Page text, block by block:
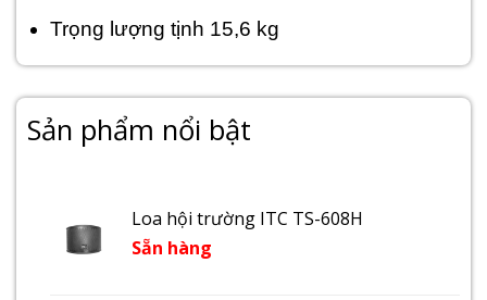
Trọng lượng tịnh 15,6 kg
Sản phẩm nổi bật
Loa hội trường ITC TS-608H
Sẵn hàng